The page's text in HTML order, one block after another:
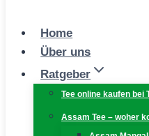
Home
Über uns
Ratgeber
Tee online kaufen bei
Assam Tee – woher